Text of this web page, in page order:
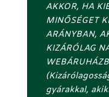
AKKOR, HA
MINŐSÉGET
ARÁNYBAN,
KIZÁRÓLAG
gyárakkal,